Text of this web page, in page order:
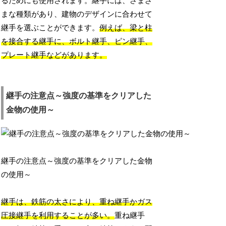
まな種類があり、建物のデザインに合わせて
継手を選ぶことができます。例えば、梁と柱
を接合する継手に、ボルト継手、ピン継手、
プレート継手などがあります。
継手の注意点～強度の基準をクリアした
金物の使用～
継手の注意点～強度の基準をクリアした金物
の使用～
継手は、鉄筋の太さにより、重ね継手かガス
圧接継手を利用することが多い。重ね継手